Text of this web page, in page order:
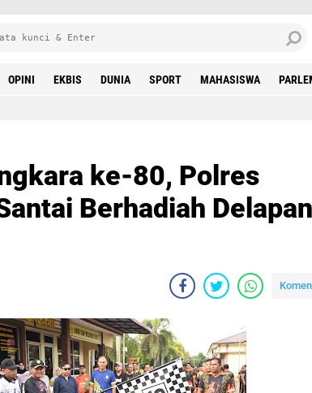
OPINI EKBIS DUNIA SPORT MAHASISWA
ke-80, Polres
Berhadiah Delapan